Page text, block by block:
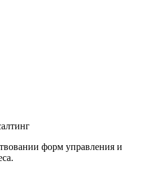
форм управления и